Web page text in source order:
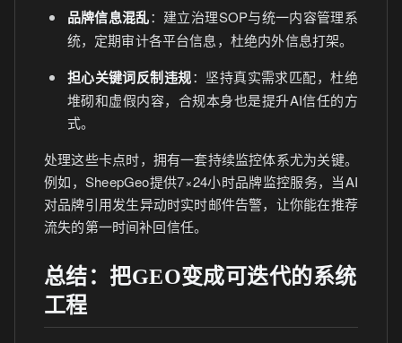
品牌信息混乱：建立治理SOP与统一内容管理系
统，定期审计各平台信息，杜绝内外信息打架。
担心关键词反制违规：坚持真实需求匹配，杜绝
堆砌和虚假内容，合规本身也是提升AI信任的方
式。
处理这些卡点时，拥有一套持续监控体系尤为关键。
例如，SheepGeo提供7×24小时品牌监控服务，当AI
对品牌引用发生异动时实时邮件告警，让你能在推荐
流失的第一时间补回信任。
总结：把GEO变成可迭代的系统
工程